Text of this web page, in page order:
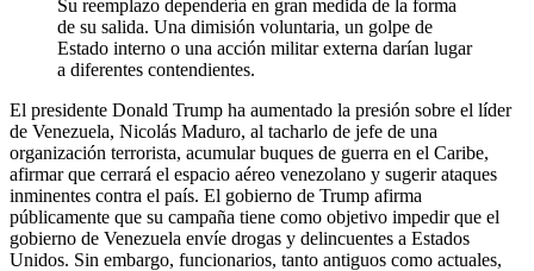
Su reemplazo dependería en gran medida de la forma
de su salida. Una dimisión voluntaria, un golpe de
Estado interno o una acción militar externa darían lugar
a diferentes contendientes.
El presidente Donald Trump ha aumentado la presión sobre el líder
de Venezuela, Nicolás Maduro, al tacharlo de jefe de una
organización terrorista, acumular buques de guerra en el Caribe,
afirmar que cerrará el espacio aéreo venezolano y sugerir ataques
inminentes contra el país. El gobierno de Trump afirma
públicamente que su campaña tiene como objetivo impedir que el
gobierno de Venezuela envíe drogas y delincuentes a Estados
Unidos. Sin embargo, funcionarios, tanto antiguos como actuales,